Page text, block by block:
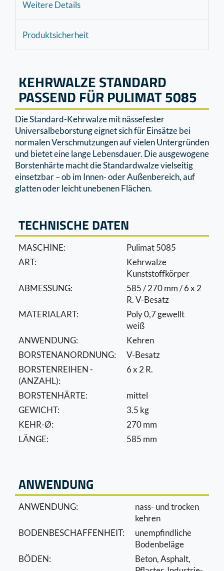
Weitere Details
Produktsicherheit
KEHRWALZE STANDARD
PASSEND FÜR PULIMAT 5085
Die Standard-Kehrwalze mit nässefester
Universalbeborstung eignet sich für Einsätze bei
normalen Verschmutzungen auf vielen Untergründen
und bietet eine lange Lebensdauer. Die ausgewogene
Borstenhärte macht die Standardwalze vielseitig
einsetzbar – ob im Innen- oder Außenbereich, auf
glatten oder leicht unebenen Flächen.
TECHNISCHE DATEN
MASCHINE:
Pulimat 5085
ART:
Kehrwalze
Kunststoffkörper
ABMESSUNG:
585 / 270 mm / 6 x 2
R. V-Besatz
MATERIALART:
Poly 0,7 gewellt
weiß
ANWENDUNG:
Kehren
BORSTENANORDNUNG:
V-Besatz
BORSTENREIHEN -
(ANZAHL):
6 x 2 R.
BORSTENHÄRTE:
mittel
GEWICHT:
3.5 kg
KEHR-Ø:
270 mm
LÄNGE:
585 mm
ANWENDUNG
ANWENDUNG:
nass- und trocken
kehren
BODENBESCHAFFENHEIT:
unempﬁndliche
Bodenbeläge
BÖDEN:
Beton, Asphalt,